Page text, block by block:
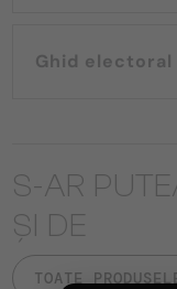
Ghid electoral
S-AR
ȘI DE
TOATE